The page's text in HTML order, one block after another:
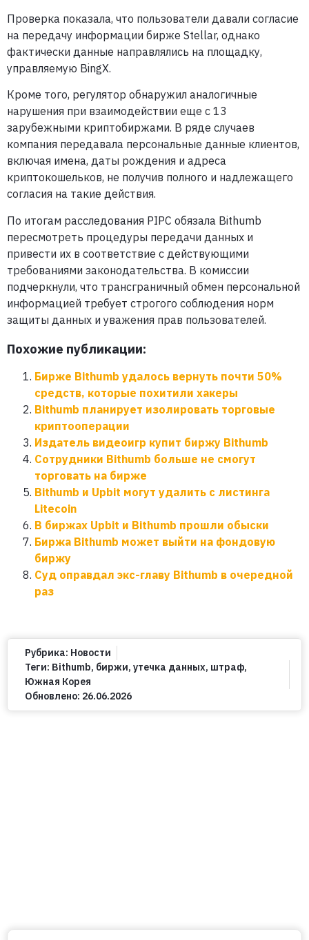
Проверка показала, что пользователи давали согласие
на передачу информации бирже Stellar, однако
фактически данные направлялись на площадку,
управляемую BingX.
Кроме того, регулятор обнаружил аналогичные
нарушения при взаимодействии еще с 13
зарубежными криптобиржами. В ряде случаев
компания передавала персональные данные клиентов,
включая имена, даты рождения и адреса
криптокошельков, не получив полного и надлежащего
согласия на такие действия.
По итогам расследования PIPC обязала Bithumb
пересмотреть процедуры передачи данных и
привести их в соответствие с действующими
требованиями законодательства. В комиссии
подчеркнули, что трансграничный обмен персональной
информацией требует строгого соблюдения норм
защиты данных и уважения прав пользователей.
Похожие публикации:
Бирже Bithumb удалось вернуть почти 50%
средств, которые похитили хакеры
Bithumb планирует изолировать торговые
криптооперации
Издатель видеоигр купит биржу Bithumb
Сотрудники Bithumb больше не смогут
торговать на бирже
Bithumb и Upbit могут удалить с листинга
Litecoin
В биржах Upbit и Bithumb прошли обыски
Биржа Bithumb может выйти на фондовую
биржу
Суд оправдал экс-главу Bithumb в очередной
раз
Рубрика: Новости
Теги: Bithumb, биржи, утечка данных, штраф,
Южная Корея
Обновлено: 26.06.2026